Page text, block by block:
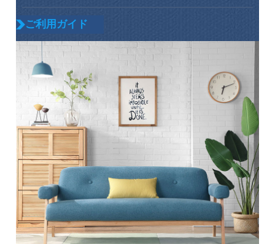
ご利用ガイド